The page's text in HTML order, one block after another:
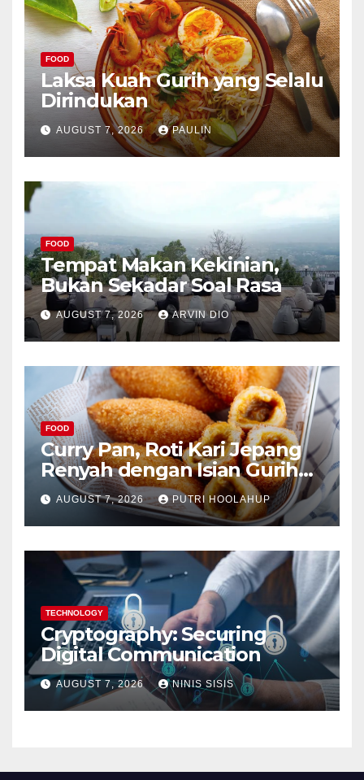
FOOD
Laksa Kuah Gurih yang Selalu
Dirindukan
AUGUST 7, 2026 PAULIN
FOOD
Tempat Makan Kekinian,
Bukan Sekadar Soal Rasa
AUGUST 7, 2026 ARVIN DIO
FOOD
Curry Pan, Roti Kari Jepang
Renyah dengan Isian Gurih
Menggoda
AUGUST 7, 2026 PUTRI HOOLAHUP
TECHNOLOGY
Cryptography: Securing
Digital Communication
AUGUST 7, 2026 NINIS SISIS